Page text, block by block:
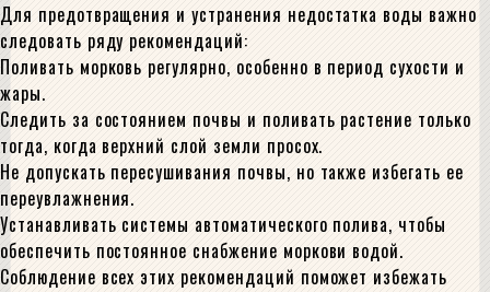
Для предотвращения и устранения недостатка воды важно
следовать ряду рекомендаций:
Поливать морковь регулярно, особенно в период сухости и
жары.
Следить за состоянием почвы и поливать растение только
тогда, когда верхний слой земли просох.
Не допускать пересушивания почвы, но также избегать ее
переувлажнения.
Устанавливать системы автоматического полива, чтобы
обеспечить постоянное снабжение моркови водой.
Соблюдение всех этих рекомендаций поможет избежать